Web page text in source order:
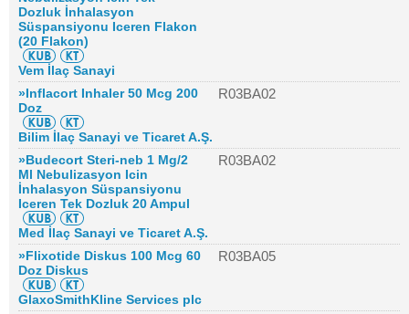
Dozluk İnhalasyon
Süspansiyonu Iceren Flakon
(20 Flakon)
Vem İlaç Sanayi
»Inflacort Inhaler 50 Mcg 200
Doz
R03BA02
Bilim İlaç Sanayi ve Ticaret A.Ş.
»Budecort Steri-neb 1 Mg/2
Ml Nebulizasyon Icin
İnhalasyon Süspansiyonu
Iceren Tek Dozluk 20 Ampul
R03BA02
Med İlaç Sanayi ve Ticaret A.Ş.
»Flixotide Diskus 100 Mcg 60
Doz Diskus
R03BA05
GlaxoSmithKline Services plc